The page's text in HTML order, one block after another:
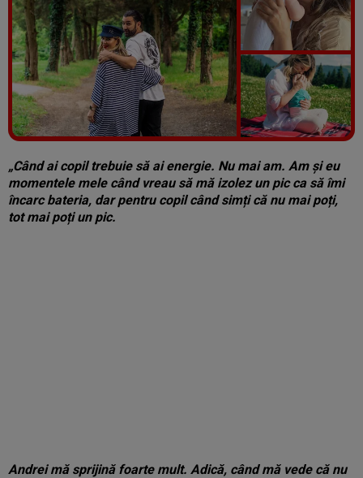
Vezi galeria foto
4 poze
„Când ai copil trebuie să ai energie. Nu mai am. Am și eu
momentele mele când vreau să mă izolez un pic ca să îmi
încarc bateria, dar pentru copil când simți că nu mai poți,
tot mai poți un pic.
Andrei mă sprijină foarte mult. Adică, când mă vede că nu